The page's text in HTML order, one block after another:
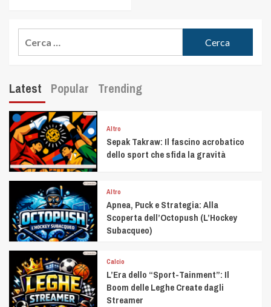
Latest Popular Trending
Altro
Sepak Takraw: Il fascino acrobatico
dello sport che sfida la gravità
Altro
Apnea, Puck e Strategia: Alla
Scoperta dell’Octopush (L’Hockey
Subacqueo)
Calcio
L’Era dello “Sport-Tainment”: Il
Boom delle Leghe Create dagli
Streamer